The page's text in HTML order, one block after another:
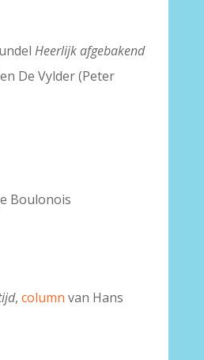
Heerlijk afgebakend
De Vylder (Peter
Boulonois
, column van Hans